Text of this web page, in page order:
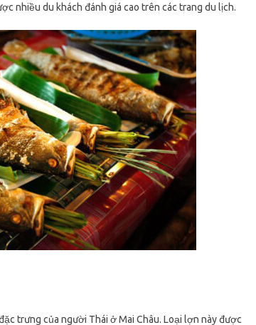
nhiều du khách đánh giá cao trên các trang du lịch.
trưng của người Thái ở Mai Châu. Loại lợn này được